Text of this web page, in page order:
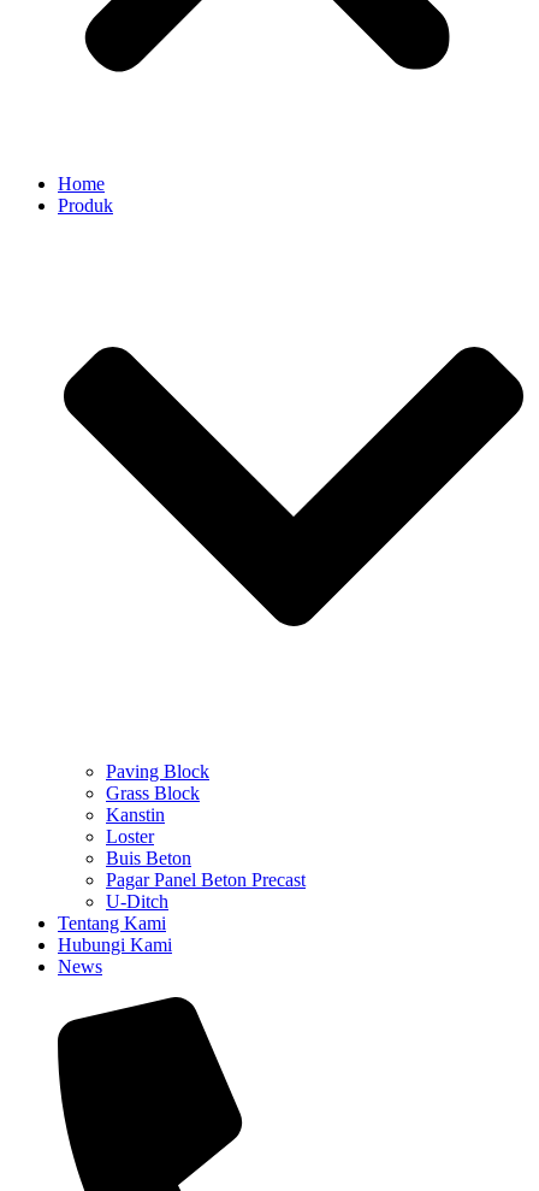
Home
Produk
Paving Block
Grass Block
Kanstin
Loster
Buis Beton
Pagar Panel Beton Precast
U-Ditch
Tentang Kami
Hubungi Kami
News